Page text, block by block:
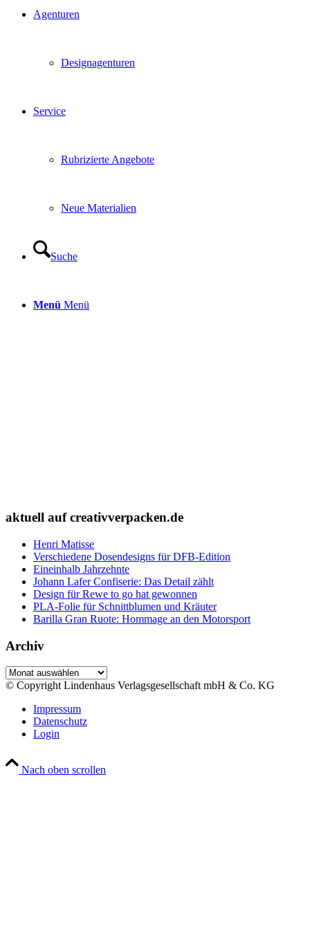
Agenturen
Designagenturen
Service
Rubrizierte Angebote
Neue Materialien
Suche
Menü Menü
aktuell auf creativverpacken.de
Henri Matisse
Verschiedene Dosendesigns für DFB-Edition
Eineinhalb Jahrzehnte
Johann Lafer Confiserie: Das Detail zählt
Design für Rewe to go hat gewonnen
PLA-Folie für Schnittblumen und Kräuter
Barilla Gran Ruote: Hommage an den Motorsport
Archiv
Archiv
© Copyright Lindenhaus Verlagsgesellschaft mbH & Co. KG
Impressum
Datenschutz
Login
Nach oben scrollen